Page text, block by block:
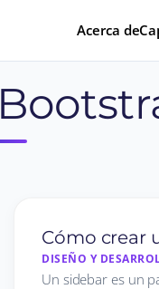
Acerca de
Cómo crear
DISEÑO Y
Un sidebar es un